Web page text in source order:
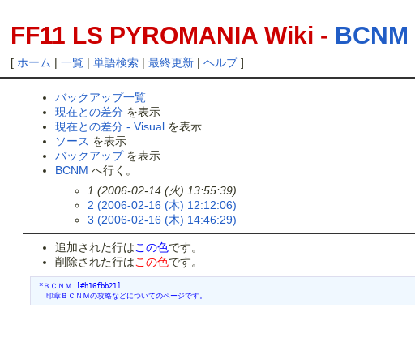
FF11 LS PYROMANIA Wiki - BCNM
[ ホーム |一覧 |単語検索 |最終更新 |ヘルプ]
バックアップ一覧
現在との差分 を表示
現在との差分 - Visual を表示
ソース を表示
バックアップを表示
BCNM へ行く。
1 (2006-02-14 (火) 13:55:39)
2 (2006-02-16 (木) 12:12:06)
3 (2006-02-16 (木) 14:46:29)
追加された行はこの色です。
削除された行はこの色です。
*ＢＣＮＭ [#h16fbb21]
印章ＢＣＮＭの攻略などについてのページです。